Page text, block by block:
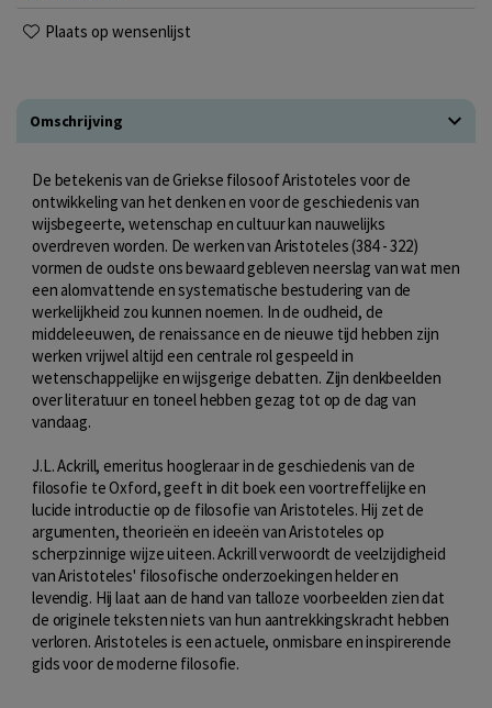
Plaats op wensenlijst
Omschrijving
De betekenis van de Griekse filosoof Aristoteles voor de
ontwikkeling van het denken en voor de geschiedenis van
wijsbegeerte, wetenschap en cultuur kan nauwelijks
overdreven worden. De werken van Aristoteles (384 - 322)
vormen de oudste ons bewaard gebleven neerslag van wat men
een alomvattende en systematische bestudering van de
werkelijkheid zou kunnen noemen. In de oudheid, de
middeleeuwen, de renaissance en de nieuwe tijd hebben zijn
werken vrijwel altijd een centrale rol gespeeld in
wetenschappelijke en wijsgerige debatten. Zijn denkbeelden
over literatuur en toneel hebben gezag tot op de dag van
vandaag.
J.L. Ackrill, emeritus hoogleraar in de geschiedenis van de
filosofie te Oxford, geeft in dit boek een voortreffelijke en
lucide introductie op de filosofie van Aristoteles. Hij zet de
argumenten, theorieën en ideeën van Aristoteles op
scherpzinnige wijze uiteen. Ackrill verwoordt de veelzijdigheid
van Aristoteles' filosofische onderzoekingen helder en
levendig. Hij laat aan de hand van talloze voorbeelden zien dat
de originele teksten niets van hun aantrekkingskracht hebben
verloren. Aristoteles is een actuele, onmisbare en inspirerende
gids voor de moderne filosofie.